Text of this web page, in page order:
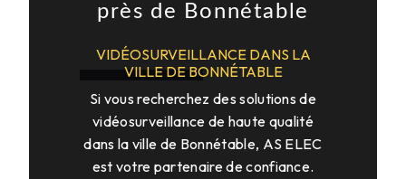
près de Bonnétable
VIDÉOSURVEILLANCE DANS LA
VILLE DE BONNÉTABLE
Si vous recherchez des solutions de
vidéosurveillance de haute qualité
dans la ville de Bonnétable, AS ELEC
est votre partenaire de confiance.